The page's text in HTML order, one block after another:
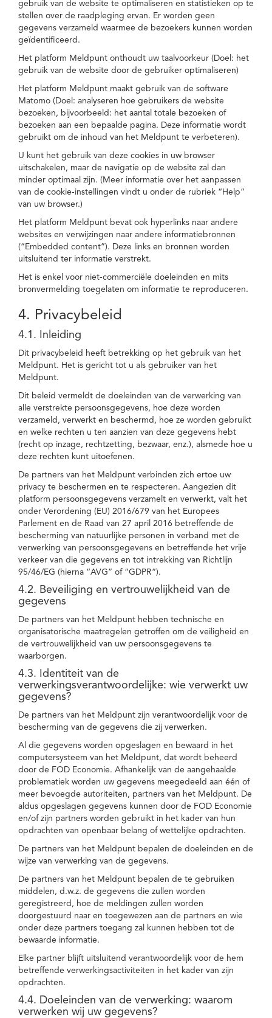
gebruik van de website te optimaliseren en statistieken op te
stellen over de raadpleging ervan. Er worden geen
gegevens verzameld waarmee de bezoekers kunnen worden
geïdentificeerd.
Het platform Meldpunt onthoudt uw taalvoorkeur (Doel: het
gebruik van de website door de gebruiker optimaliseren)
Het platform Meldpunt maakt gebruik van de software
Matomo (Doel: analyseren hoe gebruikers de website
bezoeken, bijvoorbeeld: het aantal totale bezoeken of
bezoeken aan een bepaalde pagina. Deze informatie wordt
gebruikt om de inhoud van het Meldpunt te verbeteren).
U kunt het gebruik van deze cookies in uw browser
uitschakelen, maar de navigatie op de website zal dan
minder optimaal zijn. (Meer informatie over het aanpassen
van de cookie-instellingen vindt u onder de rubriek “Help”
van uw browser.)
Het platform Meldpunt bevat ook hyperlinks naar andere
websites en verwijzingen naar andere informatiebronnen
(“Embedded content”). Deze links en bronnen worden
uitsluitend ter informatie verstrekt.
Het is enkel voor niet-commerciële doeleinden en mits
bronvermelding toegelaten om informatie te reproduceren.
4. Privacybeleid
4.1. Inleiding
Dit privacybeleid heeft betrekking op het gebruik van het
Meldpunt. Het is gericht tot u als gebruiker van het
Meldpunt.
Dit beleid vermeldt de doeleinden van de verwerking van
alle verstrekte persoonsgegevens, hoe deze worden
verzameld, verwerkt en beschermd, hoe ze worden gebruikt
en welke rechten u ten aanzien van deze gegevens hebt
(recht op inzage, rechtzetting, bezwaar, enz.), alsmede hoe u
deze rechten kunt uitoefenen.
De partners van het Meldpunt verbinden zich ertoe uw
privacy te beschermen en te respecteren. Aangezien dit
platform persoonsgegevens verzamelt en verwerkt, valt het
onder Verordening (EU) 2016/679 van het Europees
Parlement en de Raad van 27 april 2016 betreffende de
bescherming van natuurlijke personen in verband met de
verwerking van persoonsgegevens en betreffende het vrije
verkeer van die gegevens en tot intrekking van Richtlijn
95/46/EG (hierna “AVG” of “GDPR”).
4.2. Beveiliging en vertrouwelijkheid van de
gegevens
De partners van het Meldpunt hebben technische en
organisatorische maatregelen getroffen om de veiligheid en
de vertrouwelijkheid van uw persoonsgegevens te
waarborgen.
4.3. Identiteit van de
verwerkingsverantwoordelijke: wie verwerkt uw
gegevens?
De partners van het Meldpunt zijn verantwoordelijk voor de
bescherming van de gegevens die zij verwerken.
Al die gegevens worden opgeslagen en bewaard in het
computersysteem van het Meldpunt, dat wordt beheerd
door de FOD Economie. Afhankelijk van de aangehaalde
problematiek worden uw gegevens meegedeeld aan één of
meer bevoegde autoriteiten, partners van het Meldpunt. De
aldus opgeslagen gegevens kunnen door de FOD Economie
en/of zijn partners worden gebruikt in het kader van hun
opdrachten van openbaar belang of wettelijke opdrachten.
De partners van het Meldpunt bepalen de doeleinden en de
wijze van verwerking van de gegevens.
De partners van het Meldpunt bepalen de te gebruiken
middelen, d.w.z. de gegevens die zullen worden
geregistreerd, hoe de meldingen zullen worden
doorgestuurd naar en toegewezen aan de partners en wie
onder deze partners toegang zal kunnen hebben tot de
bewaarde informatie.
Elke partner blijft uitsluitend verantwoordelijk voor de hem
betreffende verwerkingsactiviteiten in het kader van zijn
opdrachten.
4.4. Doeleinden van de verwerking: waarom
verwerken wij uw gegevens?